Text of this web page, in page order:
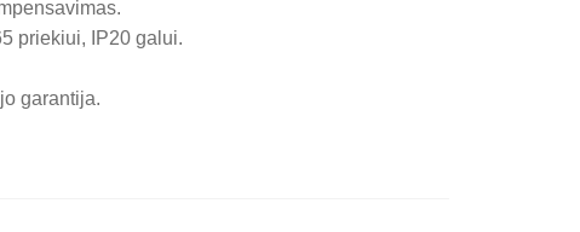
priekiui, IP20 galui.
garantija.